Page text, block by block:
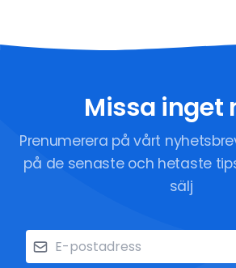
Missa inget
Prenumerera på vårt
på de senaste och hetaste
sälj